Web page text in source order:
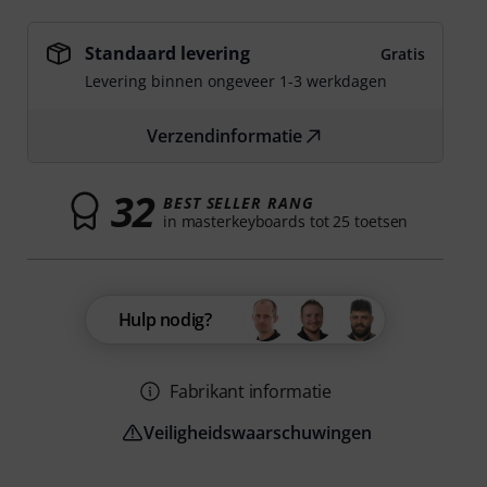
Standaard levering
Gratis
Levering binnen ongeveer 1-3 werkdagen
Verzendinformatie
32 BEST SELLER RANG
in masterkeyboards tot 25 toetsen
Hulp nodig?
Fabrikant informatie
Veiligheidswaarschuwingen